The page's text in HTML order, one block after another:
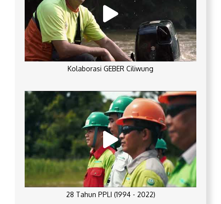
Kolaborasi GEBER Ciliwung
28 Tahun PPLI (1994 - 2022)